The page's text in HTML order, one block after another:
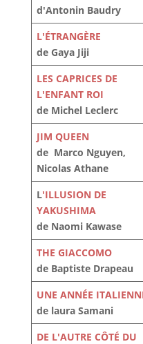
d'Antonin Baudry
L'ÉTRANGÈRE
de Gaya Jiji
LES CAPRICES DE
L'ENFANT ROI
de Michel Leclerc
JIM QUEEN
de Marco Nguyen,
Nicolas Athane
L'ILLUSION DE
YAKUSHIMA
de Naomi Kawase
THE GIACCOMO
de Baptiste Drapeau
UNE ANNÉE
de laura Samani
DE L'AUTRE CÔTÉ DU